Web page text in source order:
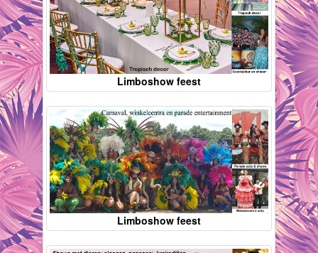
Limboshow feest
Limboshow feest